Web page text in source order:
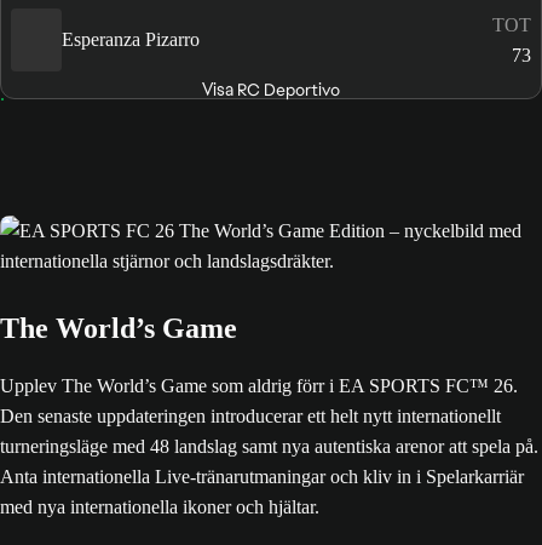
Esperanza Pizarro
TOT
73
Visa RC Deportivo
The World’s Game
Upplev The World’s Game som aldrig förr i EA SPORTS FC™ 26.
Den senaste uppdateringen introducerar ett helt nytt internationellt
turneringsläge med 48 landslag samt nya autentiska arenor att spela på.
Anta internationella Live-tränarutmaningar och kliv in i Spelarkarriär
med nya internationella ikoner och hjältar.